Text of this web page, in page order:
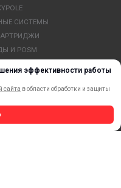
эффективности работы
сайта в области обработки и защиты
СИСТЕМЫ
И POSM